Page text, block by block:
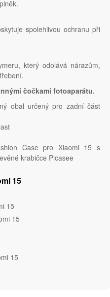
spolehlivou ochranu při
který odolává nárazům,
čočkami fotoaparátu.
obal určený pro zadní část
Case pro Xiaomi 15 s
krabičce Picasee
15
15
15
15